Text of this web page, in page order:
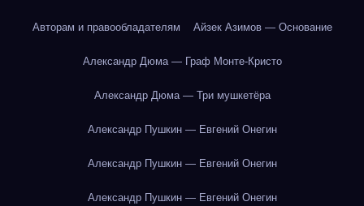
Авторам и правообладателям Айзек Азимов — Основание
Александр Дюма — Граф Монте-Кристо
Александр Дюма — Три мушкетёра
Александр Пушкин — Евгений Онегин
Александр Пушкин — Евгений Онегин
Александр Пушкин — Евгений Онегин